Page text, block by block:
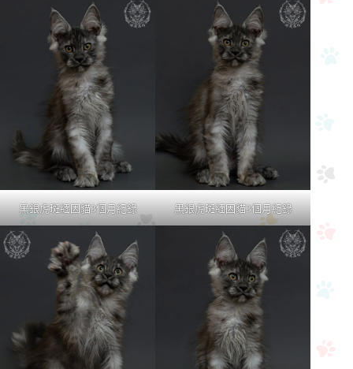
黑銀虎斑緬因貓3個月紀錄 黑銀虎斑緬因貓3個月紀錄